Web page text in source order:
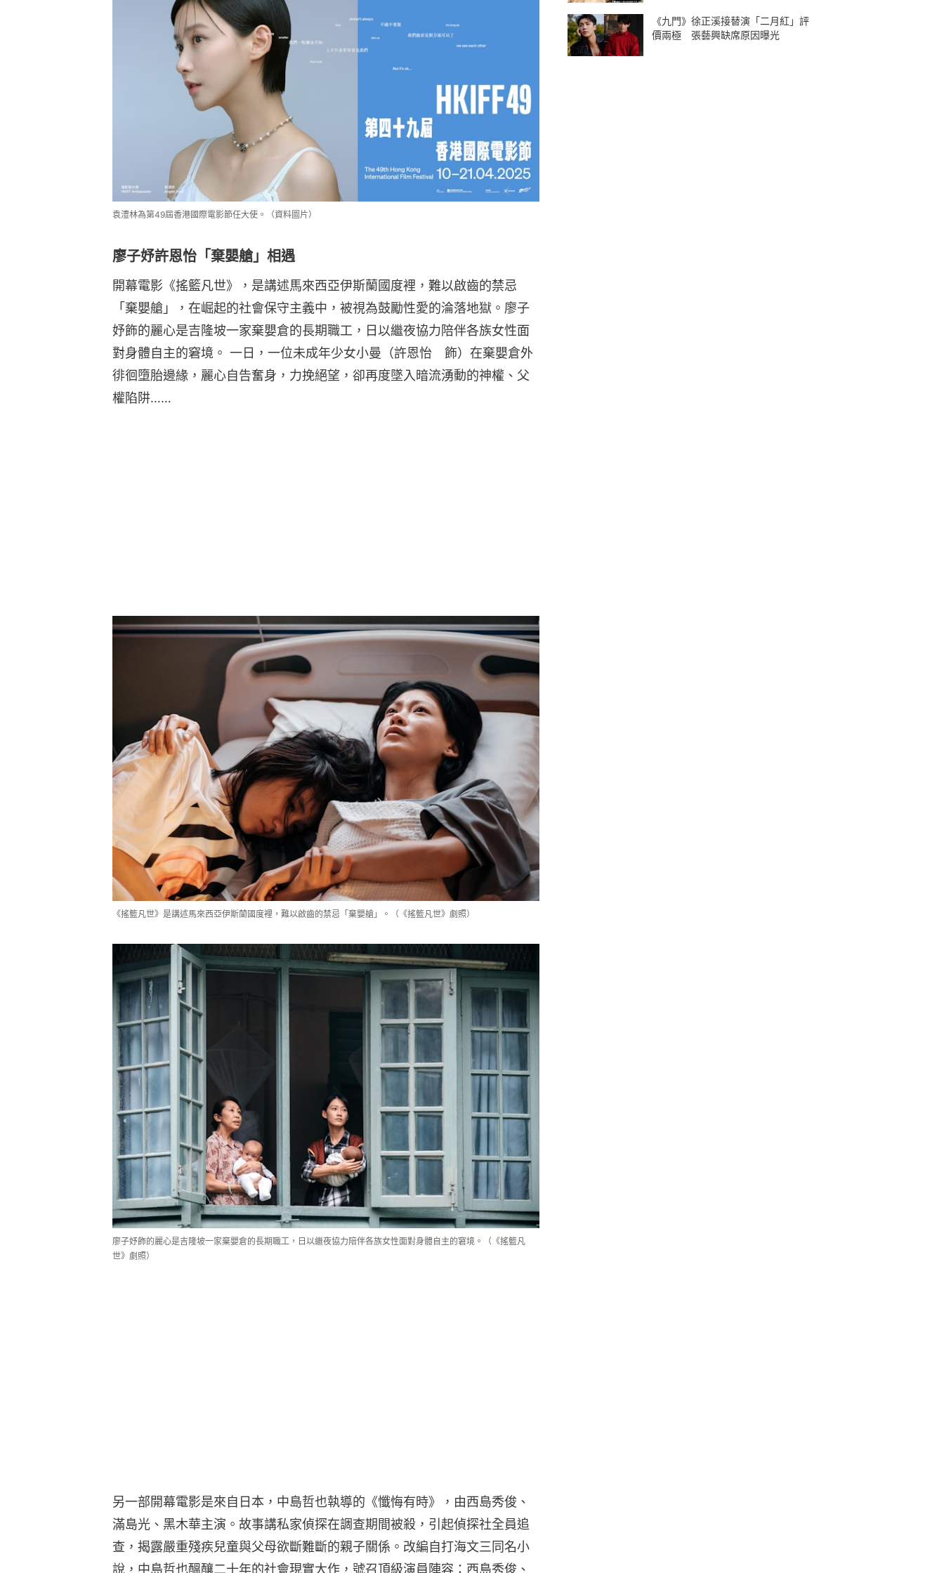
袁澧林為第49屆香港國際電影節任大使。（資料圖片）
廖子妤許恩怡「棄嬰艙」相遇
開幕電影《搖籃凡世》，是講述馬來西亞伊斯蘭國度裡，難以啟齒的禁忌
「棄嬰艙」，在崛起的社會保守主義中，被視為鼓勵性愛的淪落地獄。廖子
妤飾的麗心是吉隆坡一家棄嬰倉的長期職工，日以繼夜協力陪伴各族女性面
對身體自主的窘境。 一日，一位未成年少女小曼（許恩怡　飾）在棄嬰倉外
徘徊墮胎邊緣，麗心自告奮身，力挽絕望，卻再度墜入暗流湧動的神權、父
權陷阱……
《搖籃凡世》是講述馬來西亞伊斯蘭國度裡，難以啟齒的禁忌「棄嬰艙」。（《搖籃凡世》劇照）
廖子妤飾的麗心是吉隆坡一家棄嬰倉的長期職工，日以繼夜協力陪伴各族女性面對身體自主的窘境。（《搖籃凡
世》劇照）
另一部開幕電影是來自日本，中島哲也執導的《懺悔有時》，由西島秀俊、
滿島光、黑木華主演。故事講私家偵探在調查期間被殺，引起偵探社全員追
查，揭露嚴重殘疾兒童與父母欲斷難斷的親子關係。改編自打海文三同名小
說，中島哲也醞釀二十年的社會現實大作，號召頂級演員陣容：西島秀俊、
《九門》徐正溪接替演「二月紅」評
價兩極 張藝興缺席原因曝光